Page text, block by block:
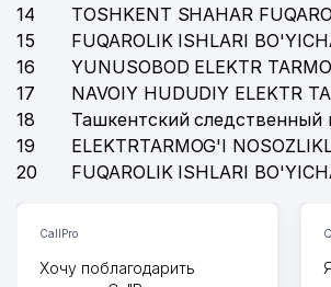
14
TOSHKENT SHAHAR
15
FUQAROLIK ISHLARI
16
YUNUSOBOD ELEKTR
17
NAVOIY HUDUDIY ELEKTR
18
Ташкентский следственный
19
ELEKTRTARMOG'I
20
FUQAROLIK ISHLARI
CallPro
Хочу поблагодарить